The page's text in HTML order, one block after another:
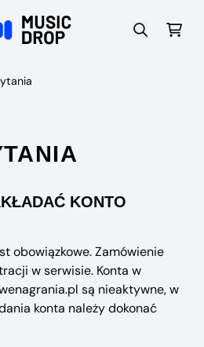
KONTO
obowiązkowe. Zamówienie
w serwisie. Konta w
są nieaktywne, w
konta należy dokonać